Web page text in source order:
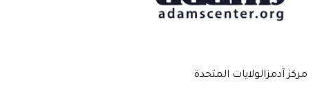
مركز آدمزالولايات المتحدة